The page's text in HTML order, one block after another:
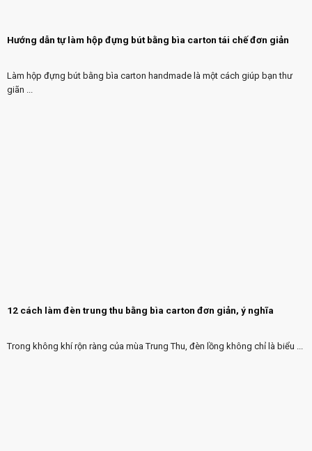
Hướng dẫn tự làm hộp đựng bút bằng bìa carton tái chế đơn giản
Làm hộp đựng bút bằng bìa carton handmade là một cách giúp bạn thư
giãn ...
12 cách làm đèn trung thu bằng bìa carton đơn giản, ý nghĩa
Trong không khí rộn ràng của mùa Trung Thu, đèn lồng không chỉ là biểu ...